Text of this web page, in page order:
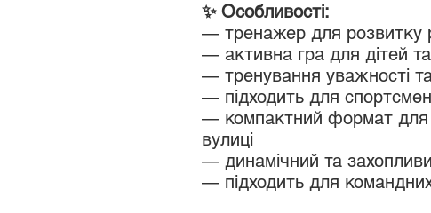
✨ Особливості:
— тренажер для розвитку
— активна гра для дітей
— тренування уважності та
— підходить для
— компактний формат для
вулиці
— динамічний та
— підходить для